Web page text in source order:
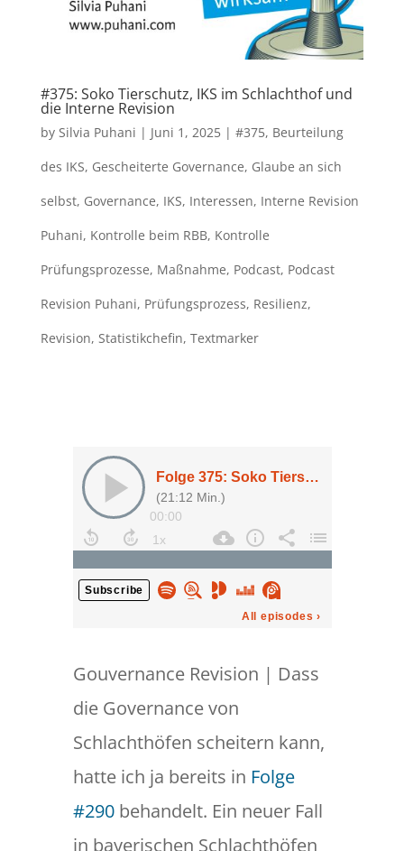
#375: Soko Tierschutz, IKS im Schlachthof und
die Interne Revision
by Silvia Puhani | Juni 1, 2025| #375, Beurteilung
des IKS, Gescheiterte Governance, Glaube an sich
selbst, Governance, IKS, Interessen, Interne Revision
Puhani, Kontrolle beim RBB, Kontrolle
Prüfungsprozesse, Maßnahme, Podcast, Podcast
Revision Puhani, Prüfungsprozess, Resilienz,
Revision, Statistikchefin, Textmarker
Gouvernance Revision | Dass
die Governance von
Schlachthöfen scheitern kann,
hatte ich ja bereits in Folge
#290behandelt. Ein neuer Fall
in bayerischen Schlachthöfen